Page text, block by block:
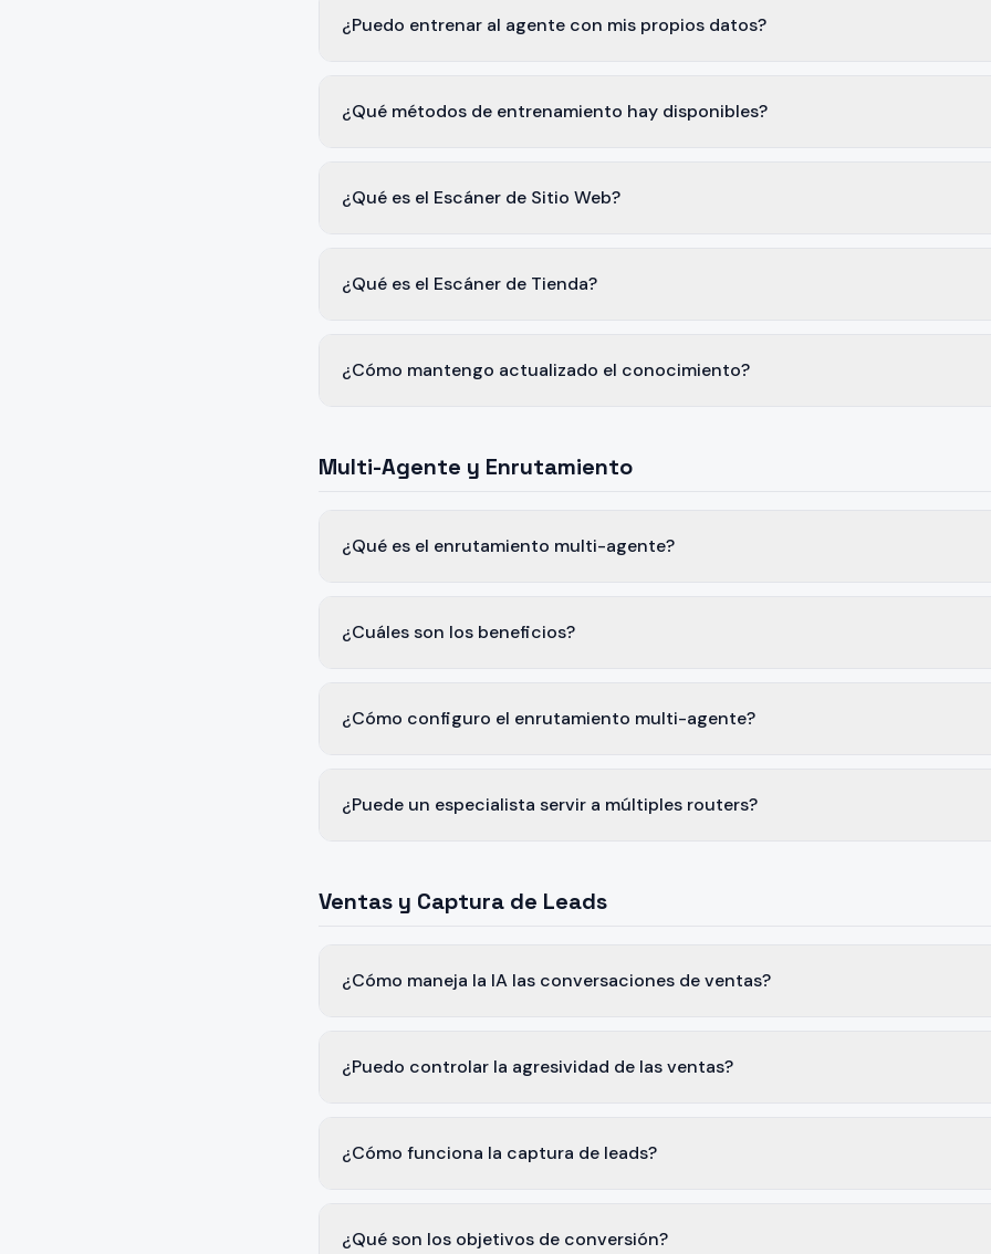
¿Puedo entrenar al agente con mis propios datos?
¿Qué métodos de entrenamiento hay disponibles?
¿Qué es el Escáner de Sitio Web?
¿Qué es el Escáner de Tienda?
¿Cómo mantengo actualizado el conocimiento?
Multi-Agente y Enrutamiento
¿Qué es el enrutamiento multi-agente?
¿Cuáles son los beneficios?
¿Cómo configuro el enrutamiento multi-agente?
¿Puede un especialista servir a múltiples routers?
Ventas y Captura de Leads
¿Cómo maneja la IA las conversaciones de ventas?
¿Puedo controlar la agresividad de las ventas?
¿Cómo funciona la captura de leads?
¿Qué son los objetivos de conversión?